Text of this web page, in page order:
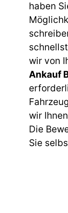
haben
wir von
Ankauf
wir
Die
Sie